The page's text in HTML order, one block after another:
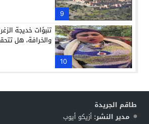
9
10
تنبؤات خديجة
والخرافة، هل
طاقم الجريدة
مدير النشر: أزيكو أيوب